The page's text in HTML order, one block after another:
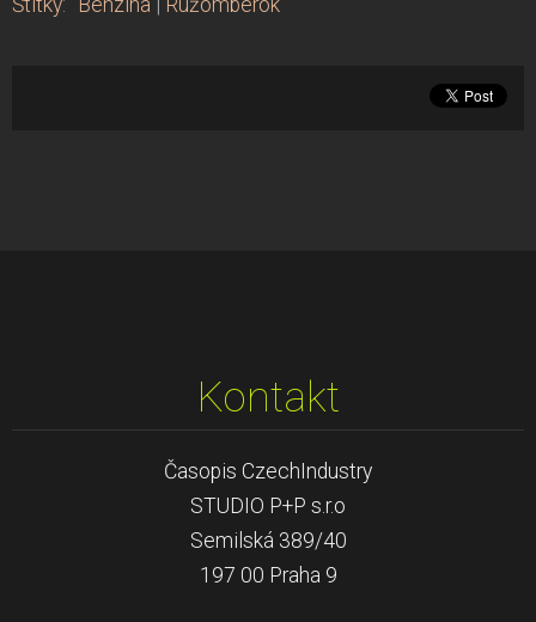
Kontakt
Časopis CzechIndustry
STUDIO P+P s.r.o
Semilská 389/40
197 00 Praha 9